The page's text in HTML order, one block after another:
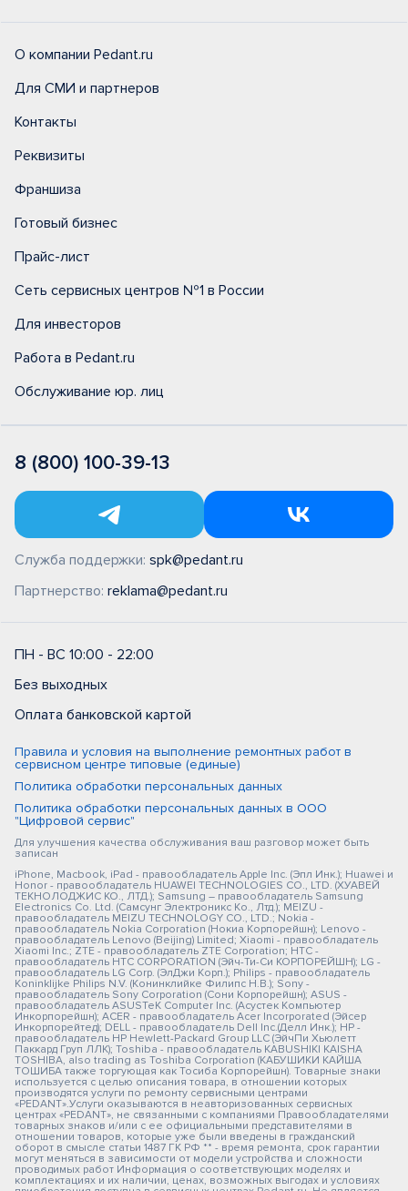
О компании Pedant.ru
Для СМИ и партнеров
Контакты
Реквизиты
Франшиза
Готовый бизнес
Прайс-лист
Сеть сервисных центров №1 в России
Для инвесторов
Работа в Pedant.ru
Обслуживание юр. лиц
8 (800) 100-39-13
Служба поддержки: spk@pedant.ru
Партнерство: reklama@pedant.ru
ПН - ВС 10:00 - 22:00
Без выходных
Оплата банковской картой
Правила и условия на выполнение ремонтных работ в
сервисном центре типовые (единые)
Политика обработки персональных данных
Политика обработки персональных данных в ООО
"Цифровой сервис"
Для улучшения качества обслуживания ваш разговор может быть
записан
iPhone, Macbook, iPad - правообладатель Apple Inc. (Эпл Инк.); Huawei и
Honor - правообладатель HUAWEI TECHNOLOGIES CO., LTD. (ХУАВЕЙ
ТЕКНОЛОДЖИС КО., ЛТД.); Samsung – правообладатель Samsung
Electronics Co. Ltd. (Самсунг Электроникс Ко., Лтд.); MEIZU -
правообладатель MEIZU TECHNOLOGY CO., LTD.; Nokia -
правообладатель Nokia Corporation (Нокиа Корпорейшн); Lenovo -
правообладатель Lenovo (Beijing) Limited; Xiaomi - правообладатель
Xiaomi Inc.; ZTE - правообладатель ZTE Corporation; HTC -
правообладатель HTC CORPORATION (Эйч-Ти-Си КОРПОРЕЙШН); LG -
правообладатель LG Corp. (ЭлДжи Корп.); Philips - правообладатель
Koninklijke Philips N.V. (Конинклийке Филипс Н.В.); Sony -
правообладатель Sony Corporation (Сони Корпорейшн); ASUS -
правообладатель ASUSTeK Computer Inc. (Асустек Компьютер
Инкорпорейшн); ACER - правообладатель Acer Incorporated (Эйсер
Инкорпорейтед); DELL - правообладатель Dell Inc.(Делл Инк.); HP -
правообладатель HP Hewlett-Packard Group LLC (ЭйчПи Хьюлетт
Паккард Груп ЛЛК); Toshiba - правообладатель KABUSHIKI KAISHA
TOSHIBA, also trading as Toshiba Corporation (КАБУШИКИ КАЙША
ТОШИБА также торгующая как Тосиба Корпорейшн). Товарные знаки
используется с целью описания товара, в отношении которых
производятся услуги по ремонту сервисными центрами
«PEDANT».Услуги оказываются в неавторизованных сервисных
центрах «PEDANT», не связанными с компаниями Правообладателями
товарных знаков и/или с ее официальными представителями в
отношении товаров, которые уже были введены в гражданский
оборот в смысле статьи 1487 ГК РФ ** - время ремонта, срок гарантии
могут меняться в зависимости от модели устройства и сложности
проводимых работ Информация о соответствующих моделях и
комплектациях и их наличии, ценах, возможных выгодах и условиях